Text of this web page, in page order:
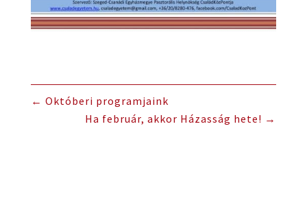
← Októberi programjaink
Ha február, akkor Házasság hete! →